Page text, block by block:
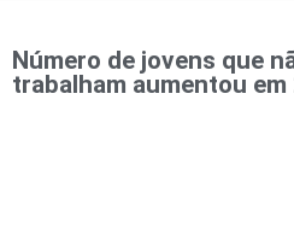
Número de jovens que
trabalham aumentou em